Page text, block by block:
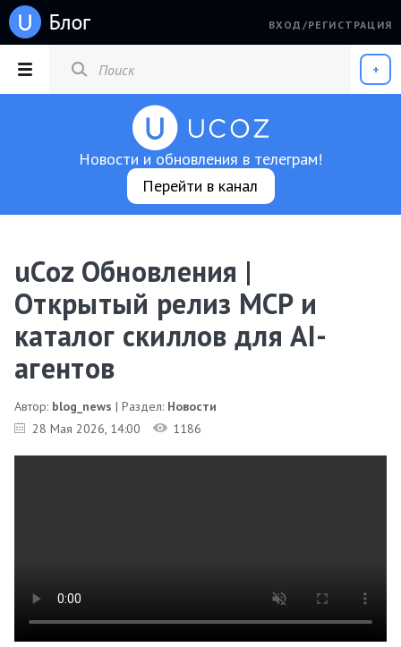
ВХОД/РЕГИСТРАЦИЯ
РАЗДЕЛЫ +
Новости и обновления в телеграм!
Перейти в канал
uCoz Обновления |
Открытый релиз MCP и
каталог скиллов для AI-
агентов
Автор: blog_news | Раздел: Новости
28 Мая 2026, 14:00 1186